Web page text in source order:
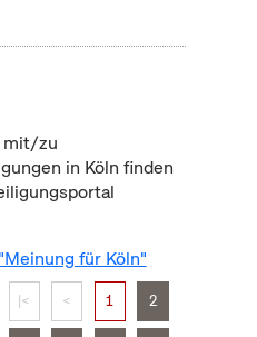
mit/zu
in Köln finden
für Köln"
|< < 1 2